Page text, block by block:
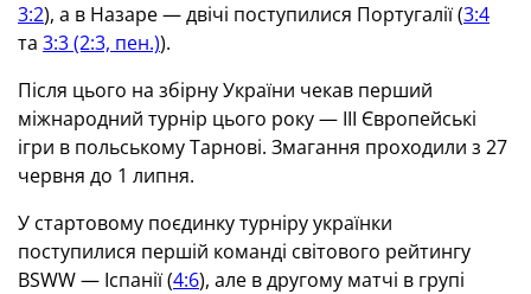
3:2), а в Назаре — двічі поступилися Португалії (3:4
та 3:3 (2:3, пен.)).
Після цього на збірну України чекав перший
міжнародний турнір цього року — III Європейські
ігри в польському Тарнові. Змагання проходили з 27
червня до 1 липня.
У стартовому поєдинку турніру українки
поступилися першій команді світового рейтингу
BSWW — Іспанії (4:6), але в другому матчі в групі